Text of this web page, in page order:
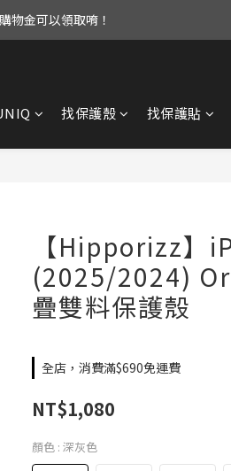
優惠中！
物金可以領取唷！
找保護殼 找保護貼
【Hipporizz】
(2025/2024)
疊雙料保護殼
全店，消費滿$690免運費
NT$1,080
顏色 : 深灰色